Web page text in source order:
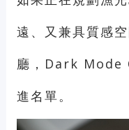
遠、又兼具質感
廳，Dark Mode
進名單。